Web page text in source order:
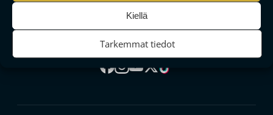
Kiellä
Tarkemmat tiedot
SEURAA MEITÄ SOMESSA